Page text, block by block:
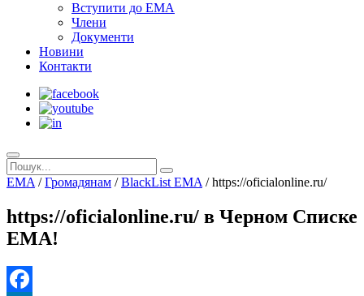
Вступити до ЕМА
Члени
Документи
Новини
Контакти
EMA /Громадянам /BlackList EMA /https://oficialonline.ru/
https://oficialonline.ru/ в Черном Списке
ЕМА!